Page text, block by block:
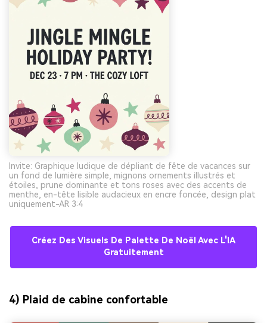
Invite: Graphique ludique de dépliant de fête de vacances sur
un fond de lumière simple, mignons ornements illustrés et
étoiles, prune dominante et tons roses avec des accents de
menthe, en-tête lisible audacieux en encre foncée, design plat
uniquement-AR 3:4
Créez Des Visuels De Palette De Noël Avec L'IA
Gratuitement
4) Plaid de cabine confortable